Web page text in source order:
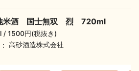
米酒 国士無双 烈 720ml
1500円(税抜き)
高砂酒造株式会社